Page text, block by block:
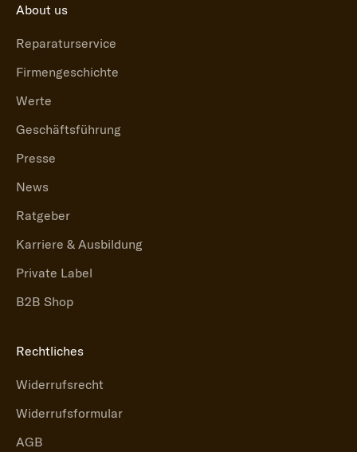
About us
Reparaturservice
Firmengeschichte
Werte
Geschäftsführung
Presse
News
Ratgeber
Karriere & Ausbildung
Private Label
B2B Shop
Rechtliches
Widerrufsrecht
Widerrufsformular
AGB